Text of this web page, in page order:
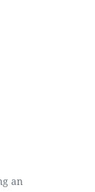
an